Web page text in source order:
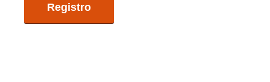
Registro